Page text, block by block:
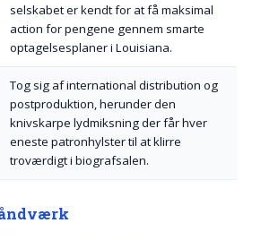
selskabet er kendt for at få maksimal
action for pengene gennem smarte
optagelsesplaner i Louisiana.
Tog sig af international distribution og
postproduktion, herunder den
knivskarpe lydmiksning der får hver
eneste patronhylster til at klirre
troværdigt i biografsalen.